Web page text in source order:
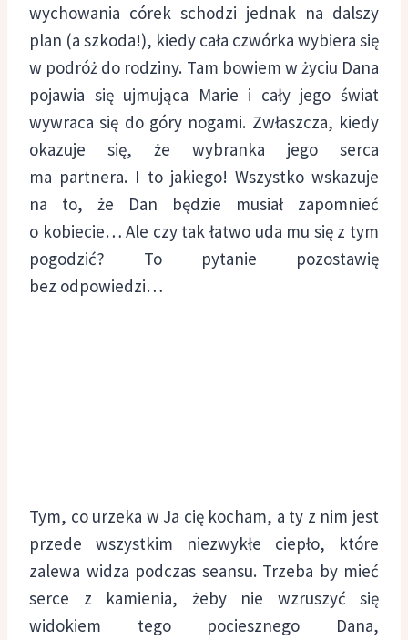
wychowania córek schodzi jednak na dalszy
plan (a szkoda!), kiedy cała czwórka wybiera się
w podróż do rodziny. Tam bowiem w życiu Dana
pojawia się ujmująca Marie i cały jego świat
wywraca się do góry nogami. Zwłaszcza, kiedy
okazuje się, że wybranka jego serca
ma partnera. I to jakiego! Wszystko wskazuje
na to, że Dan będzie musiał zapomnieć
o kobiecie… Ale czy tak łatwo uda mu się z tym
pogodzić? To pytanie pozostawię
bez odpowiedzi…
Tym, co urzeka w Ja cię kocham, a ty z nim jest
przede wszystkim niezwykłe ciepło, które
zalewa widza podczas seansu. Trzeba by mieć
serce z kamienia, żeby nie wzruszyć się
widokiem tego pociesznego Dana,